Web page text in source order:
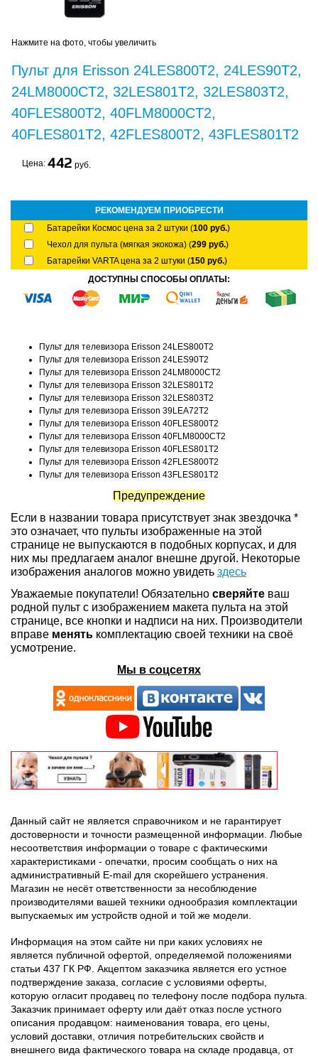
Нажмите на фото, чтобы увеличить
Пульт для Erisson 24LES800T2, 24LES90T2,
24LM8000CT2, 32LES801T2, 32LES803T2,
40FLES800T2, 40FLM8000CT2,
40FLES801T2, 42FLES800T2, 43FLES801T2
Цена: 442 руб.
РЕКОМЕНДУЕМ ПРИОБРЕСТИ
Батарейки Космос цена за 2 штуки (100 руб.)
Чехол для пульта (мягкая экокожа) (299 руб.)
Батарейки VARTA цена за 2 штуки (150 руб.)
ДОСТУПНЫ СПОСОБЫ ОПЛАТЫ:
Пульт для телевизора Erisson 24LES800T2
Пульт для телевизора Erisson 24LES90T2
Пульт для телевизора Erisson 24LM8000CT2
Пульт для телевизора Erisson 32LES801T2
Пульт для телевизора Erisson 32LES803T2
Пульт для телевизора Erisson 39LEA72T2
Пульт для телевизора Erisson 40FLES800T2
Пульт для телевизора Erisson 40FLM8000CT2
Пульт для телевизора Erisson 40FLES801T2
Пульт для телевизора Erisson 42FLES800T2
Пульт для телевизора Erisson 43FLES801T2
Предупреждение
Если в названии товара присутствует знак звездочка *
это означает, что пульты изображенные на этой
странице не выпускаются в подобных корпусах, и для
них мы предлагаем аналог внешне другой. Некоторые
изображения аналогов можно увидеть здесь
Уважаемые покупатели! Обязательно сверяйте ваш
родной пульт с изображением макета пульта на этой
странице, все кнопки и надписи на них. Производители
вправе менять комплектацию своей техники на своё
усмотрение.
Мы в соцсетях
Данный сайт не является справочником и не гарантирует
достоверности и точности размещенной информации. Любые
несоответствия информации о товаре с фактическими
характеристиками - опечатки, просим сообщать о них на
административный E-mail для скорейшего устранения.
Магазин не несёт ответственности за несоблюдение
производителями вашей техники однообразия комплектации
выпускаемых им устройств одной и той же модели.
Информация на этом сайте ни при каких условиях не
является публичной офертой, определяемой положениями
статьи 437 ГК РФ. Акцептом заказчика является его устное
подтверждение заказа, согласие с условиями оферты,
которую огласит продавец по телефону после подбора пульта.
Заказчик принимает оферту или даёт отказ после устного
описания продавцом: наименования товара, его цены,
условий доставки, отличия потребительских свойств и
внешнего вида фактического товара на складе продавца, от